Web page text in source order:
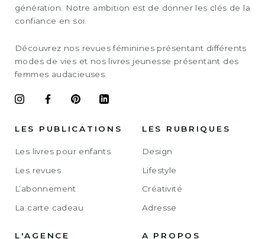
génération. Notre ambition est de donner les clés de la
confiance en soi.
Découvrez nos revues féminines présentant différents
modes de vies et nos livres jeunesse présentant des
femmes audacieuses.
LES PUBLICATIONS
Les livres pour enfants
Les revues
L’abonnement
La carte cadeau
LES RUBRIQUES
Design
Lifestyle
Créativité
Adresse
L'AGENCE A PROPOS